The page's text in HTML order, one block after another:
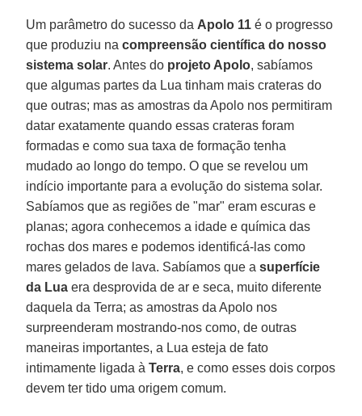
Um parâmetro do sucesso da Apolo 11 é o progresso
que produziu nacompreensão científica do nosso
sistema solar. Antes do projeto Apolo, sabíamos
que algumas partes da Lua tinham mais crateras do
que outras; mas as amostras da Apolo nos permitiram
datar exatamente quando essas crateras foram
formadas e como sua taxa de formação tenha
mudado ao longo do tempo. O que se revelou um
indício importante para a evolução do sistema solar.
Sabíamos que as regiões de "mar" eram escuras e
planas; agora conhecemos a idade e química das
rochas dos mares e podemos identificá-las como
mares gelados de lava. Sabíamos que a superfície
da Lua era desprovida de ar e seca, muito diferente
daquela da Terra; as amostras da Apolo nos
surpreenderam mostrando-nos como, de outras
maneiras importantes, a Lua esteja de fato
intimamente ligada àTerra, e como esses dois corpos
devem ter tido uma origem comum.